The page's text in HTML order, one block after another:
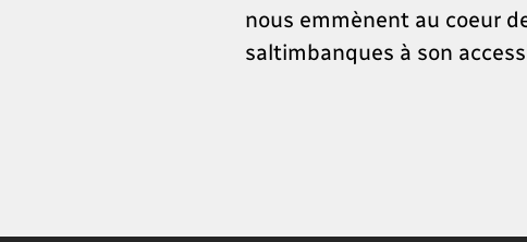
nous emmènent au coeur
saltimbanques à son